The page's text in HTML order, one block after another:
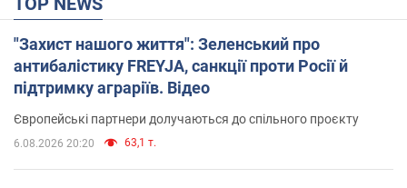
"Захист нашого життя": Зеленський про
антибалістику FREYJA, санкції проти Росії й
підтримку аграріїв. Відео
Європейські партнери долучаються до спільного проєкту
6.08.2026 20:20 63,1 т.